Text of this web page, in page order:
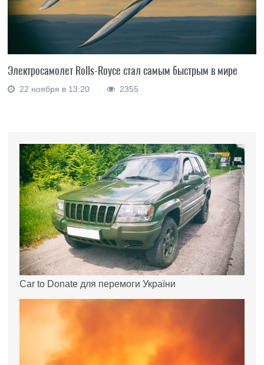
Электросамолет Rolls-Royce стал самым быстрым в мире
22 ноября в 13:20 2355
Car to Donate для перемоги України